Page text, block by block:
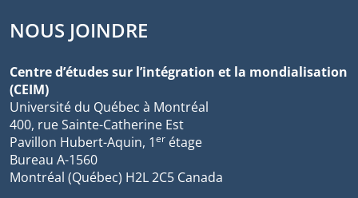
NOUS JOINDRE
Centre d’études sur l’intégration et la mondialisation
(CEIM)
Université du Québec à Montréal
400, rue Sainte-Catherine Est
Pavillon Hubert-Aquin, 1er étage
Bureau A-1560
Montréal (Québec) H2L 2C5 Canada